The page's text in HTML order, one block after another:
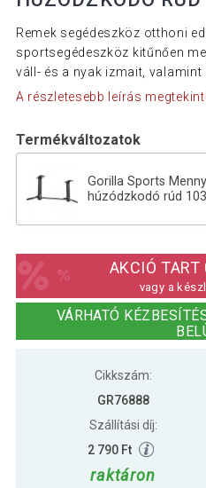
Remek segédeszköz otthoni
sportsegédeszköz kitűnően
váll- és a nyak izmait, valamint
A részletesebb leírás
Termékváltozatok
Gorilla Sports
húzódzkodó rúd
fehér 104 x 43 x 20
AKCIÓ
vagy a
VÁRHATÓ
Cikkszám:
GR76888
Szállítási díj:
2 790 Ft
raktáron